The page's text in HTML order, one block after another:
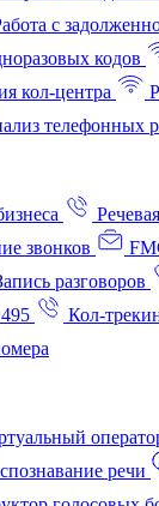
с
кодов
кол-центра
телефонных
звонков
разговоров
Кол-
речи